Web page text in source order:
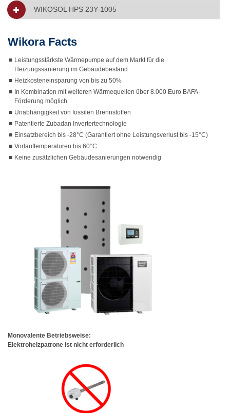
WIKOSOL HPS 23Y-1005
Wikora Facts
■ Leistungsstärkste Wärmepumpe auf dem Markt für die
Heizungssanierung im Gebäudebestand
■ Heizkosteneinsparung von bis zu 50%
■ In Kombination mit weiteren Wärmequellen über 8.000 Euro BAFA-
Förderung möglich
■ Unabhängigkeit von fossilen Brennstoffen
■ Patentierte Zubadan Invertertechnologie
■ Einsatzbereich bis -28°C (Garantiert ohne Leistungsverlust bis -15°C)
■ Vorlauftemperaturen bis 60°C
■ Keine zusätzlichen Gebäudesanierungen notwendig
Monovalente Betriebsweise:
Elektroheizpatrone ist nicht erforderlich